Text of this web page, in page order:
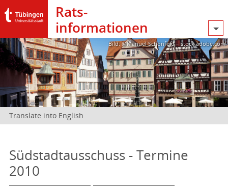
Rats­
informationen
Bild: @Manuel Schönfeld – stock.adobe.com
Translate into English
Südstadtausschuss - Termine
2010